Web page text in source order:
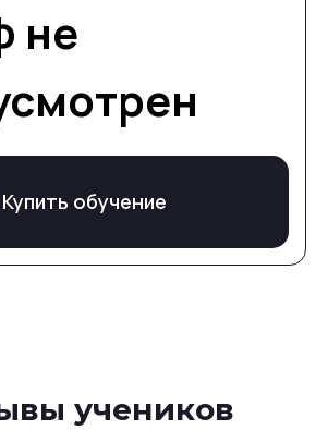
не
Купить обучение
учеников